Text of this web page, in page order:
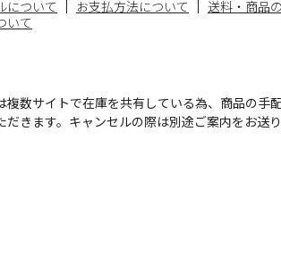
について お支払方法について
送料・商品
いて
数サイトで在庫を共有している為、商品の手
だきます。キャンセルの際は別途ご案内をお送